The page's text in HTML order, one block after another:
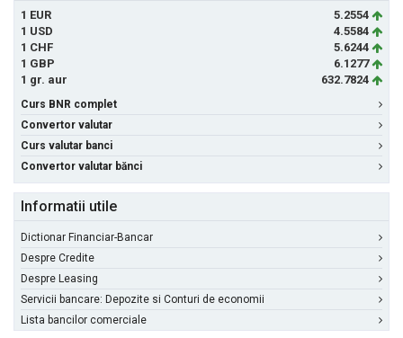
1 EUR
5.2554
1 USD
4.5584
1 CHF
5.6244
1 GBP
6.1277
1 gr. aur
632.7824
Curs BNR complet
Convertor valutar
Curs valutar banci
Convertor valutar bănci
Informatii utile
Dictionar Financiar-Bancar
Despre Credite
Despre Leasing
Servicii bancare: Depozite si Conturi de economii
Lista bancilor comerciale